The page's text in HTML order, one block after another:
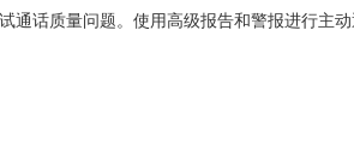
通话质量问题。使用高级报告和警报进行主动